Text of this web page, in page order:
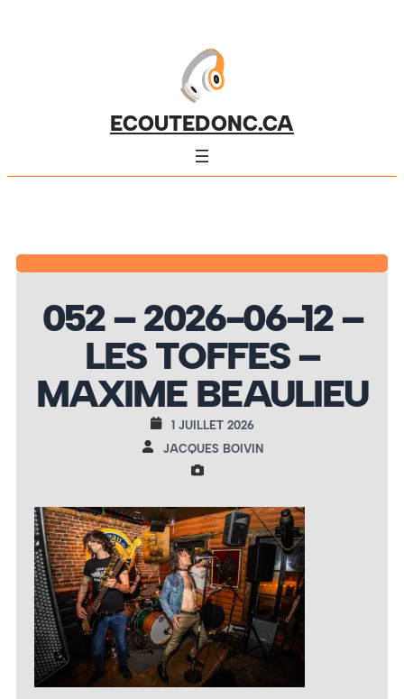
ECOUTEDONC.CA
052 – 2026-06-12 –
LES TOFFES –
MAXIME BEAULIEU
1 JUILLET 2026
JACQUES BOIVIN